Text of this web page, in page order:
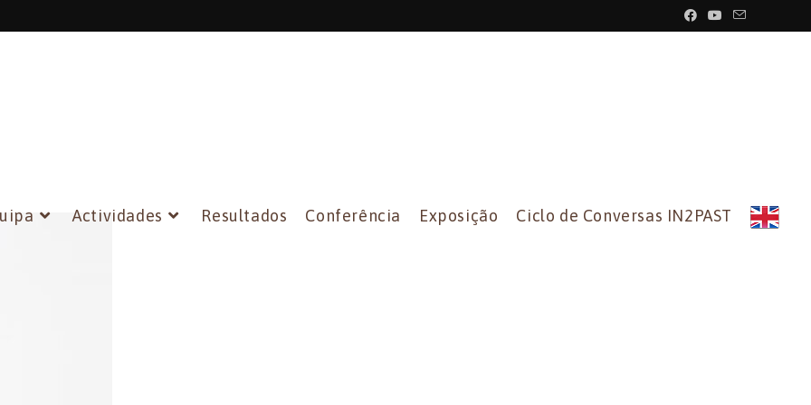
Actividades Resultados Conferência Exposição Ciclo de Conversas IN2PAST